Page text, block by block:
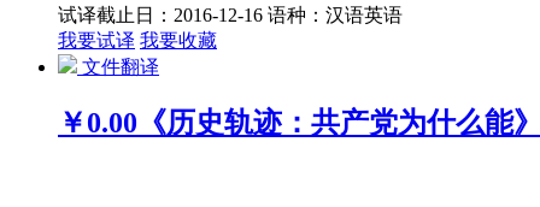
试译截止日：2016-12-16 语种：汉语英语
我要试译 我要收藏
文件翻译
￥0.00 《历史轨迹：共产党为什么能